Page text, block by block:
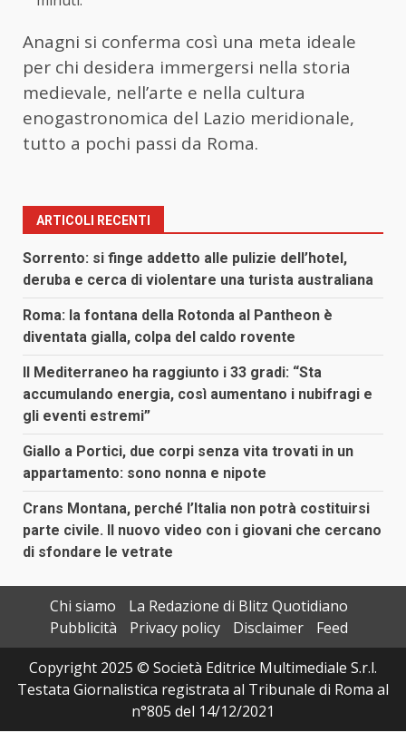
Anagni si conferma così una meta ideale
per chi desidera immergersi nella storia
medievale, nell’arte e nella cultura
enogastronomica del Lazio meridionale,
tutto a pochi passi da Roma.
ARTICOLI RECENTI
Sorrento: si finge addetto alle pulizie dell’hotel,
deruba e cerca di violentare una turista australiana
Roma: la fontana della Rotonda al Pantheon è
diventata gialla, colpa del caldo rovente
Il Mediterraneo ha raggiunto i 33 gradi: “Sta
accumulando energia, così aumentano i nubifragi e
gli eventi estremi”
Giallo a Portici, due corpi senza vita trovati in un
appartamento: sono nonna e nipote
Crans Montana, perché l’Italia non potrà costituirsi
parte civile. Il nuovo video con i giovani che cercano
di sfondare le vetrate
Chi siamo
La Redazione di Blitz Quotidiano
Pubblicità
Privacy policy Disclaimer
Feed
Copyright 2025 © Società Editrice Multimediale S.r.l.
Testata Giornalistica registrata al Tribunale di Roma al
n°805 del 14/12/2021